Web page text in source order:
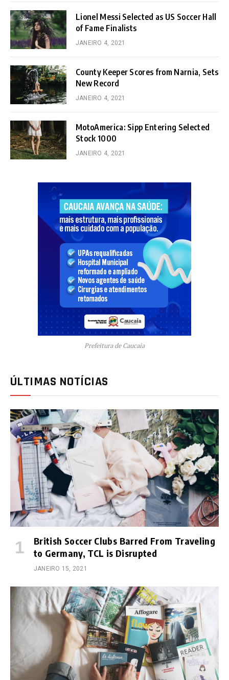
Lionel Messi Selected as US Soccer Hall
of Fame Finalists
JANEIRO 4, 2021
County Keeper Scores from Narnia, Sets
New Record
JANEIRO 4, 2021
MotoAmerica: Sipp Entering Selected
Stock 1000
JANEIRO 4, 2021
Prefeitura de Caucaia
ÚLTIMAS NOTÍCIAS
British Soccer Clubs Barred From Traveling
to Germany, TCL is Disrupted
JANEIRO 15, 2021